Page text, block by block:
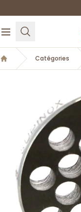
Ouvrir le menuRechercher
Accueil
Catégories